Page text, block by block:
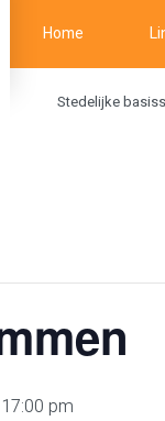
Home
Stedelijke
17:00 pm